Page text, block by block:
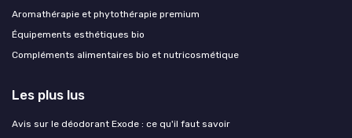
Aromathérapie et phytothérapie premium
Équipements esthétiques bio
Compléments alimentaires bio et nutricosmétique
Les plus lus
Avis sur le déodorant Exode : ce qu'il faut savoir